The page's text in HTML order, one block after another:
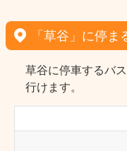
「草谷」に停
草谷に停車するバ
行けます。